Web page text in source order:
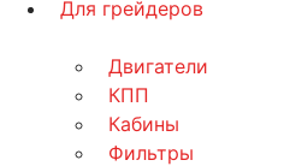
Для грейдеров
Двигатели
КПП
Кабины
Фильтры